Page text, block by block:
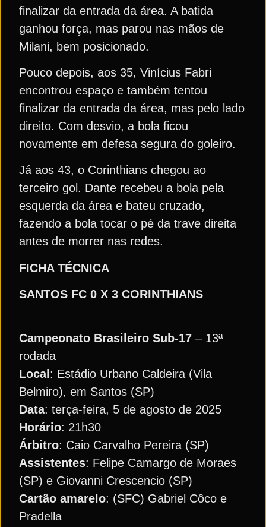
finalizar da entrada da área. A batida
ganhou força, mas parou nas mãos de
Milani, bem posicionado.
Pouco depois, aos 35, Vinícius Fabri
encontrou espaço e também tentou
finalizar da entrada da área, mas pelo lado
direito. Com desvio, a bola ficou
novamente em defesa segura do goleiro.
Já aos 43, o Corinthians chegou ao
terceiro gol. Dante recebeu a bola pela
esquerda da área e bateu cruzado,
fazendo a bola tocar o pé da trave direita
antes de morrer nas redes.
FICHA TÉCNICA
SANTOS FC 0 X 3 CORINTHIANS
Campeonato Brasileiro Sub-17 – 13ª
rodada
Local : Estádio Urbano Caldeira (Vila
Belmiro), em Santos (SP)
Data: terça-feira, 5 de agosto de 2025
Horário: 21h30
Árbitro: Caio Carvalho Pereira (SP)
Assistentes: Felipe Camargo de Moraes
(SP) e Giovanni Crescencio (SP)
Cartão amarelo: (SFC) Gabriel Côco e
Pradella